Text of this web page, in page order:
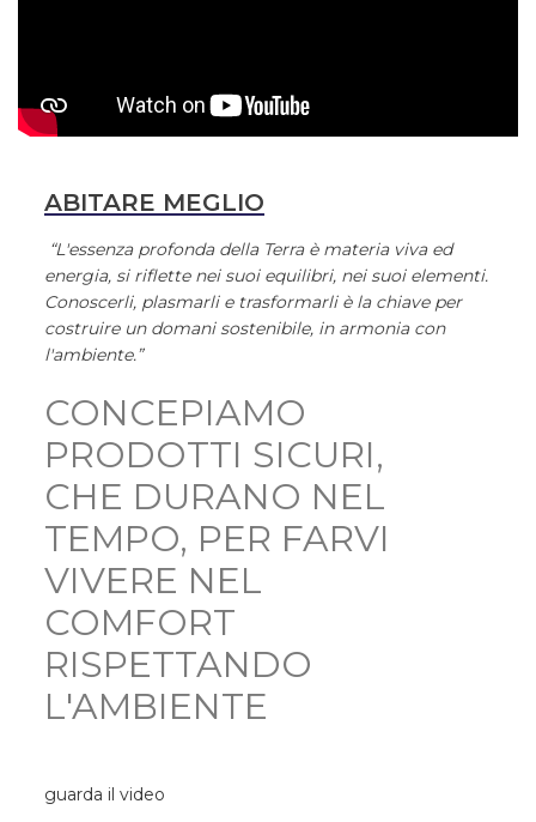
ABITARE MEGLIO
“L'essenza profonda della Terra è materia viva ed
energia, si riflette nei suoi equilibri, nei suoi elementi.
Conoscerli, plasmarli e trasformarli è la chiave per
costruire un domani sostenibile, in armonia con
l'ambiente.”
CONCEPIAMO
PRODOTTI SICURI,
CHE DURANO NEL
TEMPO, PER FARVI
VIVERE NEL
COMFORT
RISPETTANDO
L'AMBIENTE
guarda il video